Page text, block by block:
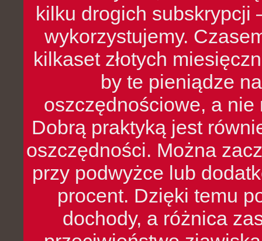
kilku drogich subskrypcji
wykorzystujemy.
kilkaset złotych
by te pieniądze
oszczędnościowe, a nie
Dobrą praktyką jest
oszczędności. Można
przy podwyżce lub
procent. Dzięki temu
dochody, a różnica